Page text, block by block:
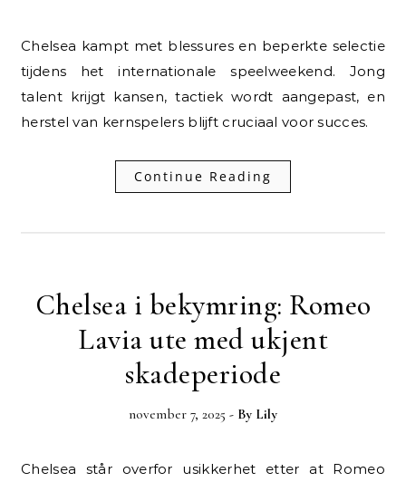
Chelsea kampt met blessures en beperkte selectie
tijdens het internationale speelweekend. Jong
talent krijgt kansen, tactiek wordt aangepast, en
herstel van kernspelers blijft cruciaal voor succes.
Continue Reading
Chelsea i bekymring: Romeo
Lavia ute med ukjent
skadeperiode
november 7, 2025 - By Lily
Chelsea står overfor usikkerhet etter at Romeo